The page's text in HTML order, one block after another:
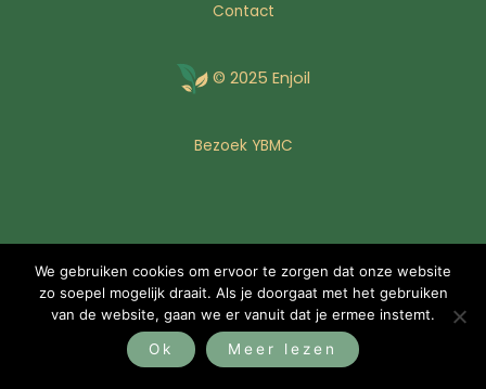
Contact
© 2025 Enjoil
Bezoek YBMC
We gebruiken cookies om ervoor te zorgen dat onze website
zo soepel mogelijk draait. Als je doorgaat met het gebruiken
van de website, gaan we er vanuit dat je ermee instemt.
Ok
Meer lezen